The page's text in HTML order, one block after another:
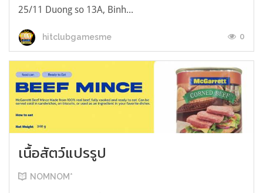
25/11 Duong so 13A, Binh...
hitclubgamesme 0
เนื้อสัตว์แปรรูป
NOMNOM*